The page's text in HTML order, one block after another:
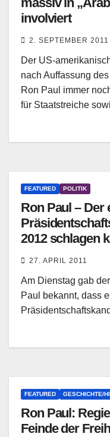
involviert
2. SEPTEMBER 2011
Der US-
nach Auffassung
Ron Paul immer
für Staatstreiche
FEATURED POLITIK
Ron Paul – Der
2012 schlagen
27. APRIL 2011
Am Dienstag gab
Paul bekannt, dass
FEATURED GESCHICHTE/
Ron Paul:
Feinde der